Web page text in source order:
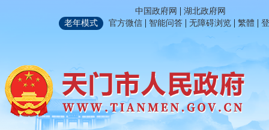
中国政府网 | 湖北政府网
老年模式
官方微信 | 智能问答 | 无障碍浏览 | 繁體 |